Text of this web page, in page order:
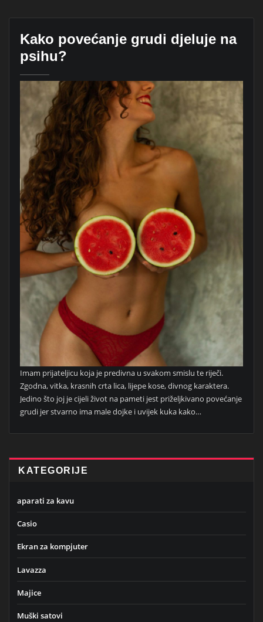
Kako povećanje grudi djeluje na
psihu?
Imam prijateljicu koja je predivna u svakom smislu te riječi.
Zgodna, vitka, krasnih crta lica, lijepe kose, divnog karaktera.
Jedino što joj je cijeli život na pameti jest priželjkivano povećanje
grudi jer stvarno ima male dojke i uvijek kuka kako…
KATEGORIJE
aparati za kavu
Casio
Ekran za kompjuter
Lavazza
Majice
Muški satovi